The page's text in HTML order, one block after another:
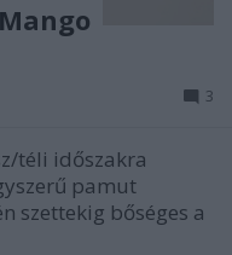
3
téli időszakra
pamut
szettekig bőséges a